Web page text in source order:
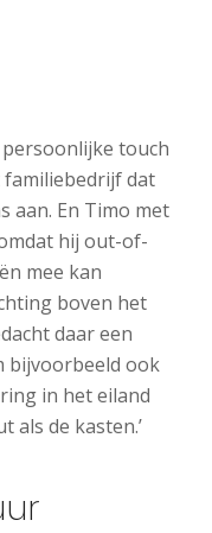
persoonlijke touch
familiebedrijf dat
aan. En Timo met
hij out-of-
mee kan
boven het
daar een
bijvoorbeeld ook
in het eiland
als de kasten.’